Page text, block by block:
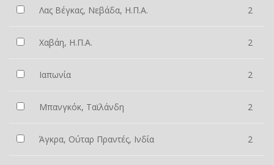
Λας Βέγκας, Νεβάδα, Η.Π.Α. 2
Χαβάη, Η.Π.Α. 2
Ιαπωνία 2
Μπανγκόκ, Ταϊλάνδη 2
Άγκρα, Ούταρ Πραντές, Ινδία 2